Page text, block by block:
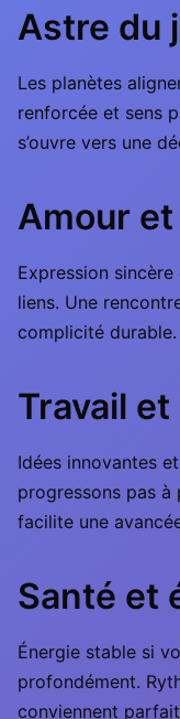
Astre du
Les planètes
renforcée et sens
s’ouvre vers une
Amour
Expression
liens. Une
complicité durable.
Travail
Idées innovantes
progressons pas
facilite une
Santé et
Énergie stable si
profondément.
conviennent